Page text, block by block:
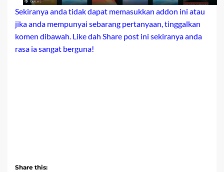
Sekiranya anda tidak dapat memasukkan addon ini atau
jika anda mempunyai sebarang pertanyaan, tinggalkan
komen dibawah. Like dah Share post ini sekiranya anda
rasa ia sangat berguna!
Share this: